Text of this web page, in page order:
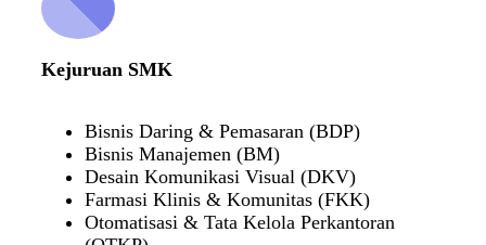
Kejuruan SMK
Bisnis Daring & Pemasaran (BDP)
Bisnis Manajemen (BM)
Desain Komunikasi Visual (DKV)
Farmasi Klinis & Komunitas (FKK)
Otomatisasi & Tata Kelola Perkantoran